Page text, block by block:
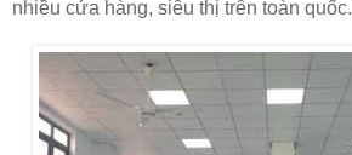
nhiều cửa hàng, siêu thị trên toàn quốc.